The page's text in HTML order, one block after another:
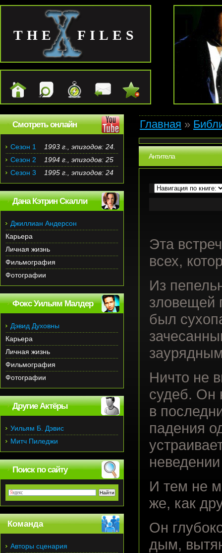
THE FILES
Главная »
Антитела
Эта
всех,
Из
зловещей
был
Ничто не
судеб. Он
в
падения
И тем не
же, как
Он
дым,
Смотреть онлайн
Сезон 1
1993 г., эпизодов: 24.
Сезон 2
1994 г., эпизодов: 25
Сезон 3
1995 г., эпизодов: 24
Дана Кэтрин Скалли
Джиллиан Андерсон
Карьера
Личная жизнь
Фильмография
Фотографии
Фокс Уильям Малдер
Дэвид Духовны
Карьера
Личная жизнь
Фильмография
Фотографии
Другие Актёры
Уильям Б. Дэвис
Митч Пиледжи
Поиск по сайту
Команда
Авторы сценария